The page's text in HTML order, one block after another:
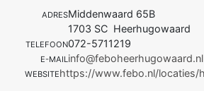
ADRESMiddenwaard 65B
1703 SC Heerhugowaard
TELEFOON072-5711219
E-MAILinfo@feboheerhugowaard.nl
WEBSITE